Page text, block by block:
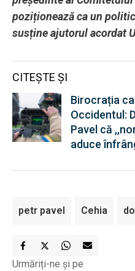
poziționează ca un
susține ajutorul acordat
CITEȘTE ȘI
Birocrația
Occidentul:
Pavel că
aduce
petr pavel Cehia
Urmăriți-ne și pe